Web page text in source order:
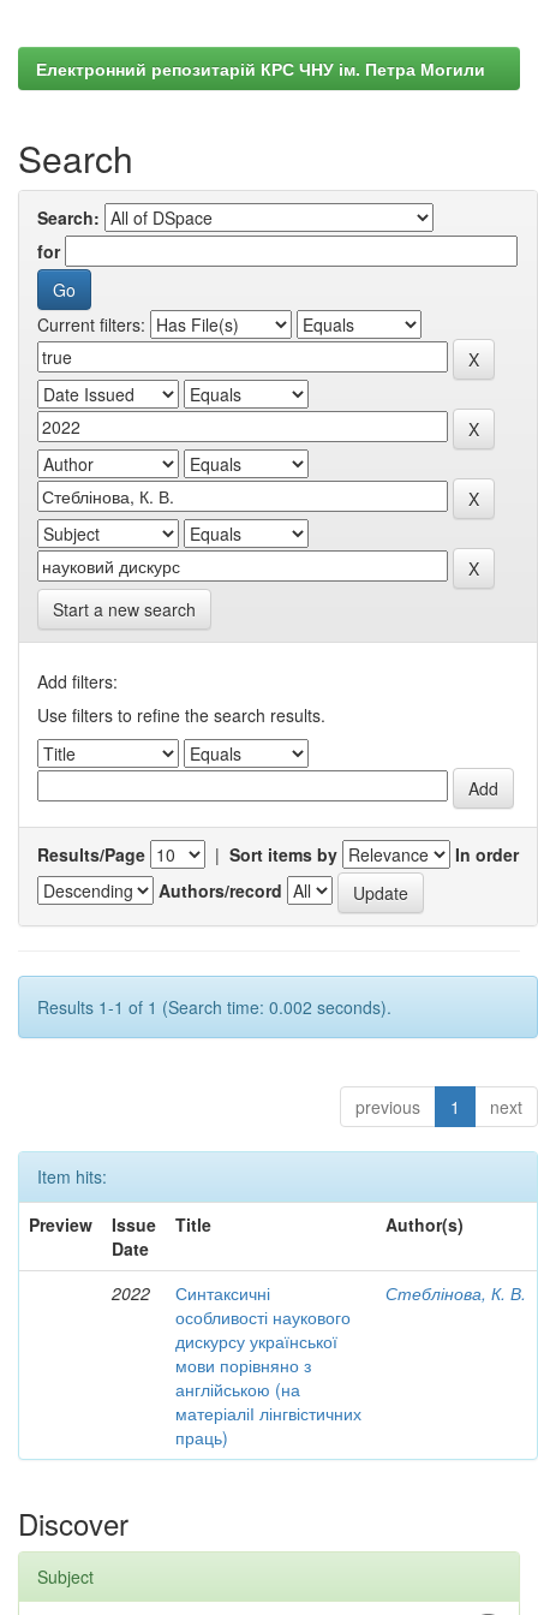
Електронний репозитарій КРС ЧНУ ім. Петра Могили
Search
Search:
for
Current filters:
Start a new search
Add filters:
Use filters to refine the search results.
Results/Page | Sort items by
In order
Authors/record
Results 1-1 of 1 (Search time: 0.002 seconds).
previous 1 next
Item hits:
Preview
Issue
Date
Title Author(s)
2022
Синтаксичні
особливості наукового
дискурсу української
мови порівняно з
англійською (на
матеріаліІ лінгвістичних
праць)
Стеблінова, К. В.
Discover
Subject